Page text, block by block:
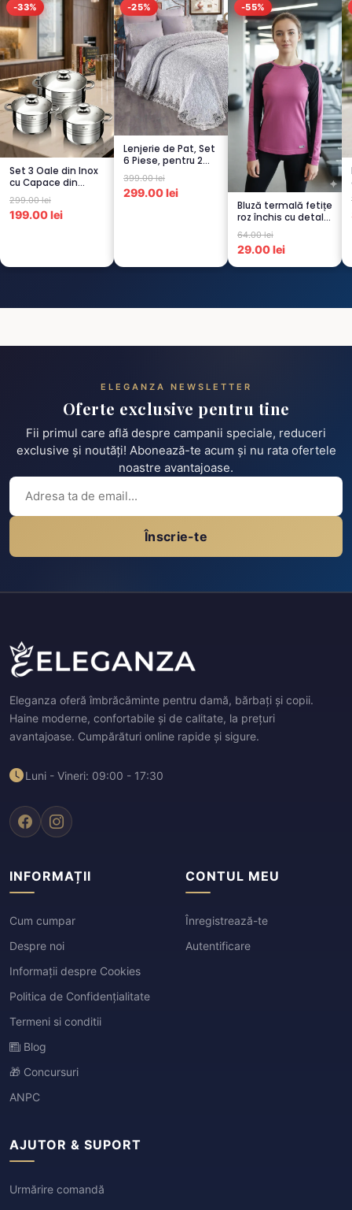
-33%
Set 3 Oale din Inox
cu Capace din
Sticlă
Termorezistent...
299.00 lei
199.00 lei
-25%
Lenjerie de Pat, Set
6 Piese, pentru 2
persoana, GRI -1...
399.00 lei
299.00 lei
-55%
Bluză termală fetițe
roz închis cu detalii
negre, cu pu...
64.00 lei
29.00 lei
ELEGANZA NEWSLETTER
Oferte exclusive pentru tine
Fii primul care află despre campanii speciale, reduceri
exclusive și noutăți! Abonează-te acum și nu rata ofertele
noastre avantajoase.
Înscrie-te
Eleganza oferă îmbrăcăminte pentru damă, bărbați și copii.
Haine moderne, confortabile și de calitate, la prețuri
avantajoase. Cumpărături online rapide și sigure.
Luni - Vineri: 09:00 - 17:30
INFORMAȚII
Cum cumpar
Despre noi
Informații despre Cookies
Politica de Confidențialitate
Termeni si conditii
Blog
🎁 Concursuri
ANPC
CONTUL MEU
Înregistrează-te
Autentificare
AJUTOR & SUPORT
Urmărire comandă